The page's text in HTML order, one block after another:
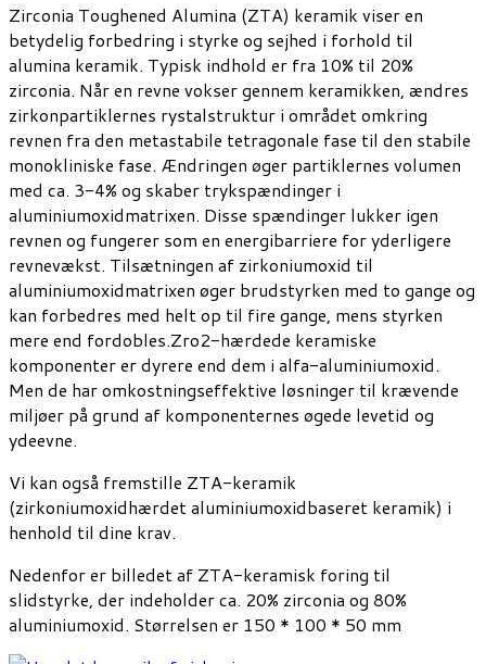
Zirconia Toughened Alumina (ZTA) keramik viser en
betydelig forbedring i styrke og sejhed i forhold til
alumina keramik. Typisk indhold er fra 10% til 20%
zirconia. Når en revne vokser gennem keramikken, ændres
zirkonpartiklernes rystalstruktur i området omkring
revnen fra den metastabile tetragonale fase til den stabile
monokliniske fase. Ændringen øger partiklernes volumen
med ca. 3-4% og skaber trykspændinger i
aluminiumoxidmatrixen. Disse spændinger lukker igen
revnen og fungerer som en energibarriere for yderligere
revnevækst. Tilsætningen af zirkoniumoxid til
aluminiumoxidmatrixen øger brudstyrken med to gange og
kan forbedres med helt op til fire gange, mens styrken
mere end fordobles.Zro2-hærdede keramiske
komponenter er dyrere end dem i alfa-aluminiumoxid.
Men de har omkostningseffektive løsninger til krævende
miljøer på grund af komponenternes øgede levetid og
ydeevne.
Vi kan også fremstille ZTA-keramik
(zirkoniumoxidhærdet aluminiumoxidbaseret keramik) i
henhold til dine krav.
Nedenfor er billedet af ZTA-keramisk foring til
slidstyrke, der indeholder ca. 20% zirconia og 80%
aluminiumoxid. Størrelsen er 150 * 100 * 50 mm